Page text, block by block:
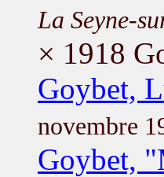
La Seyne-
× 1918
Goybet,
novembre
Goybet,